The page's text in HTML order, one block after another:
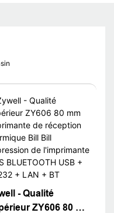
- Qualité
ZY606 80 mm